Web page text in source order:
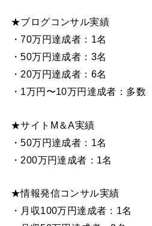
★ブログコンサル実績
・70万円達成者：1名
・50万円達成者：3名
・20万円達成者：6名
・1万円〜10万円達成者：多数
★サイトM＆A実績
・50万円達成者：1名
・200万円達成者：1名
★情報発信コンサル実績
・月収100万円達成者：1名